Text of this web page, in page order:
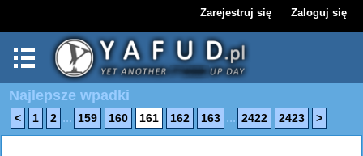
Zarejestruj się Zaloguj się
Najlepsze wpadki
< 1 2 ... 159 160 161 162 163 ... 2422 2423 >